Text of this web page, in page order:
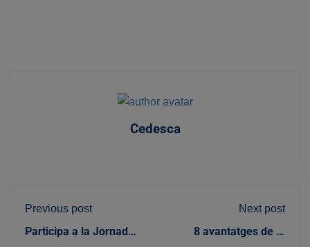
Cedesca
Previous post
Participa a la Jornada
Next post
8 avantatges de la